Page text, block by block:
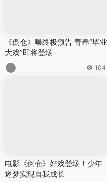
《倒仓》曝终极预告 青春“毕业
大戏”即将登场
104
电影《倒仓》好戏登场！少年
逐梦实现自我成长